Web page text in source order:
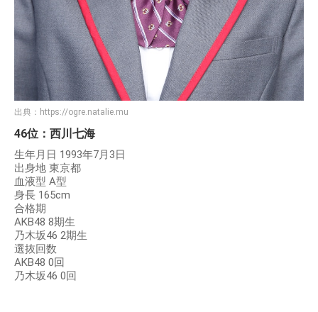
出典： https://ogre.natalie.mu
46位：西川七海
生年月日 1993年7月3日
出身地 東京都
血液型 A型
身長 165cm
合格期
AKB48 8期生
乃木坂46 2期生
選抜回数
AKB48 0回
乃木坂46 0回